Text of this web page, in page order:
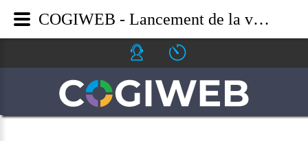
Icone ouverture
COGIWEB - Lancement de la version 2.19.1 du SIGLS.NET - Mercredi le 21 juin 2017